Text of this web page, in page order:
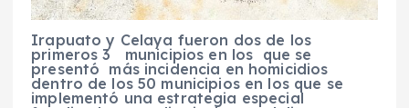
Irapuato y Celaya fueron dos de los
primeros 3 municipios en los que se
presentó más incidencia en homicidios
dentro de los 50 municipios en los que se
implementó una estrategia especial